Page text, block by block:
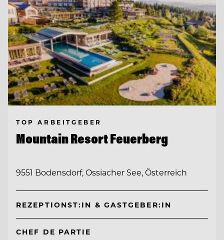
TOP ARBEITGEBER
Mountain Resort Feuerberg
9551 Bodensdorf, Ossiacher See, Österreich
REZEPTIONST:IN & GASTGEBER:IN
CHEF DE PARTIE